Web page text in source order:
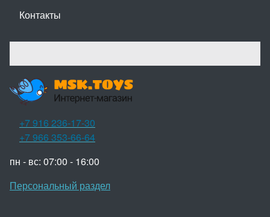
Контакты
+7 916 236-17-30
+7 966 353-66-64
пн - вс: 07:00 - 16:00
Персональный раздел